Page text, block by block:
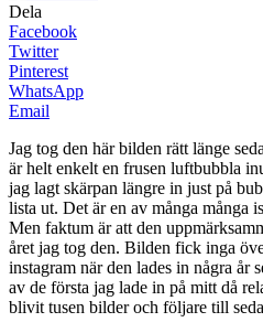
Dela
Facebook
Twitter
Pinterest
WhatsApp
Email
Jag tog den här bilden rätt länge
är helt enkelt en frusen luftbubbla
jag lagt skärpan längre in just på
lista ut. Det är en av många många
Men faktum är att den
året jag tog den. Bilden fick inga
instagram när den lades in några år
av de första jag lade in på mitt då
blivit tusen bilder och följare till